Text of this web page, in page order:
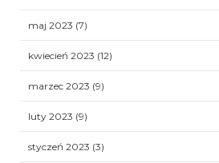
maj 2023 (7)
kwiecień 2023 (12)
marzec 2023 (9)
luty 2023 (9)
styczeń 2023 (3)